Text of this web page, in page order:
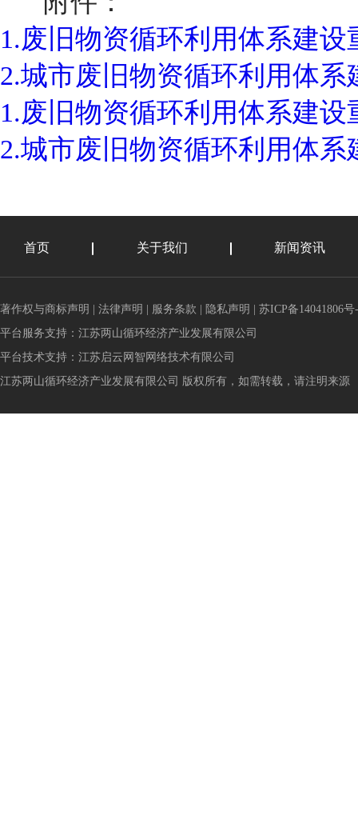
1.废旧物资循环利用体系建设
2.城市废旧物资循环利用体
1.废旧物资循环利用体系建设
2.城市废旧物资循环利用体
首页 关于我们 新闻资讯
著作权与商标声明 法律声明 服务条款 隐私声明
苏ICP备14041806号
平台服务支持： 江苏两山循环经济产业发展有限公司
平台技术支持： 江苏启云网智网络技术有限公司
江苏两山循环经济产业发展有限公司 版权所有，如需转载，请注明来源